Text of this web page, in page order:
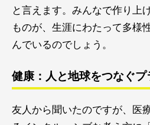
と言えます。みんなで作り上
ものが、生涯にわたって多様
んでいるのでしょう。
健康：人と地球をつなぐ
友人から聞いたのですが、医